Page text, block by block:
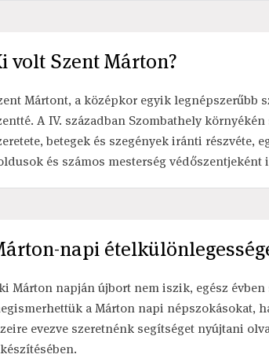
volt Szent Márton?
Mártont, a középkor egyik legnépszerűbb
A IV. században Szombathely
betegek és szegények iránti részvéte,
és számos mesterség védőszentjeként
napi
Márton napján újbort nem iszik, egész
a Márton napi népszokásokat,
evezve szeretnénk segítséget nyújtani